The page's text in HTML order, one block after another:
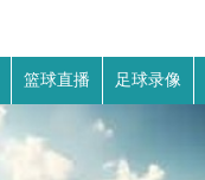
篮球直播 足球录像